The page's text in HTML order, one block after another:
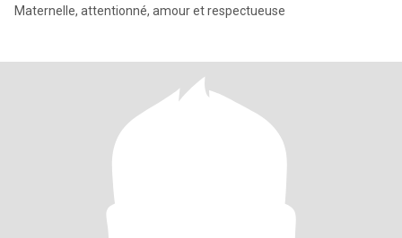
Maternelle, attentionné, amour et respectueuse